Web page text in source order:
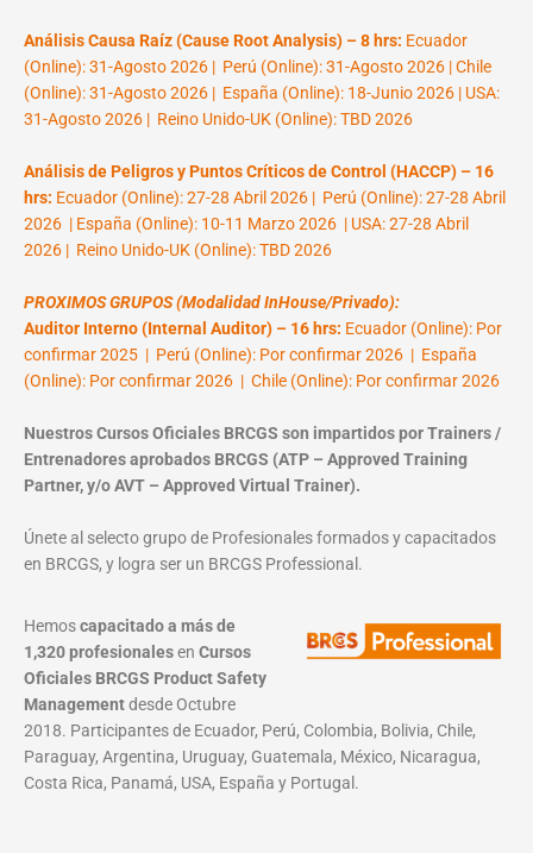
Análisis Causa Raíz (Cause Root Analysis) – 8 hrs: Ecuador
(Online): 31-Agosto 2026 | Perú (Online): 31-Agosto 2026 | Chile
(Online): 31-Agosto 2026 | España (Online): 18-Junio 2026 | USA:
31-Agosto 2026 | Reino Unido-UK (Online): TBD 2026
Análisis de Peligros y Puntos Críticos de Control (HACCP) – 16
hrs: Ecuador (Online): 27-28 Abril 2026 | Perú (Online): 27-28 Abril
2026 | España (Online): 10-11 Marzo 2026 | USA: 27-28 Abril
2026 | Reino Unido-UK (Online): TBD 2026
PROXIMOS GRUPOS (Modalidad InHouse/Privado):
Auditor Interno (Internal Auditor) – 16 hrs: Ecuador (Online): Por
confirmar 2025 | Perú (Online): Por confirmar 2026 | España
(Online): Por confirmar 2026 | Chile (Online): Por confirmar 2026
Nuestros Cursos Oficiales BRCGS son impartidos por Trainers /
Entrenadores aprobados BRCGS (ATP – Approved Training
Partner, y/o AVT – Approved Virtual Trainer).
Únete al selecto grupo de Profesionales formados y capacitados
en BRCGS, y logra ser un BRCGS Professional.
Hemoscapacitado a más de
1,320 profesionalesen Cursos
Oficiales BRCGS Product Safety
Managementdesde Octubre
2018. Participantes de Ecuador, Perú, Colombia, Bolivia, Chile,
Paraguay, Argentina, Uruguay, Guatemala, México, Nicaragua,
Costa Rica, Panamá, USA, España y Portugal.